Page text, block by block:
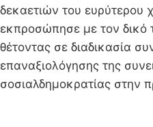
δεκαετιών του
εκπροσώπησε με τον δικό
θέτοντας σε διαδικασία
επαναξιολόγησης της
σοσιαλδημοκρατίας στην